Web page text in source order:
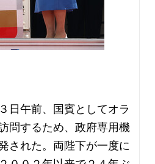
日午前、国賓としてオラ
問するため、政府専用機
された。両陛下が一度に